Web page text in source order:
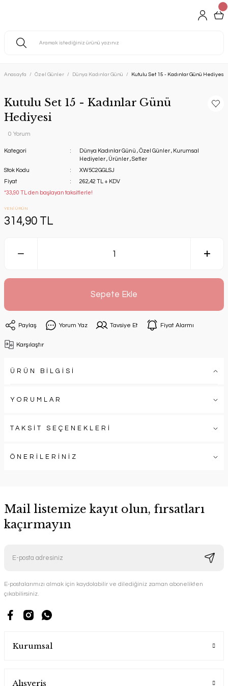
Anasayfa Özel Günler Dünya Kadınlar Günü Kutulu Set 15 - Kadınlar Günü Hediyesi
Kutulu Set 15 - Kadınlar Günü
Hediyesi
0 Yorum
Kategori Dünya Kadınlar Günü ,Özel Günler , Kurumsal
Hediyeler , Ürünler ,Setler
Stok Kodu
XW5C2GGLSJ
Fiyat
262,42 TL + KDV
*33,90 TL den başlayan taksitlerle!
YENİ ÜRÜN
314,90 TL
Sepete Ekle
Paylaş Yorum Yaz Tavsiye Et Fiyat Alarmı
Karşılaştır
ÜRÜN BİLGİSİ
YORUMLAR
TAKSİT SEÇENEKLERİ
ÖNERİLERİNİZ
Mail listemize kayıt olun, fırsatları
kaçırmayın
E-postalarımızı almak için kaydolabilir ve dilediğiniz zaman abonelikten
çıkabilirsiniz.
Kurumsal
Alışveriş